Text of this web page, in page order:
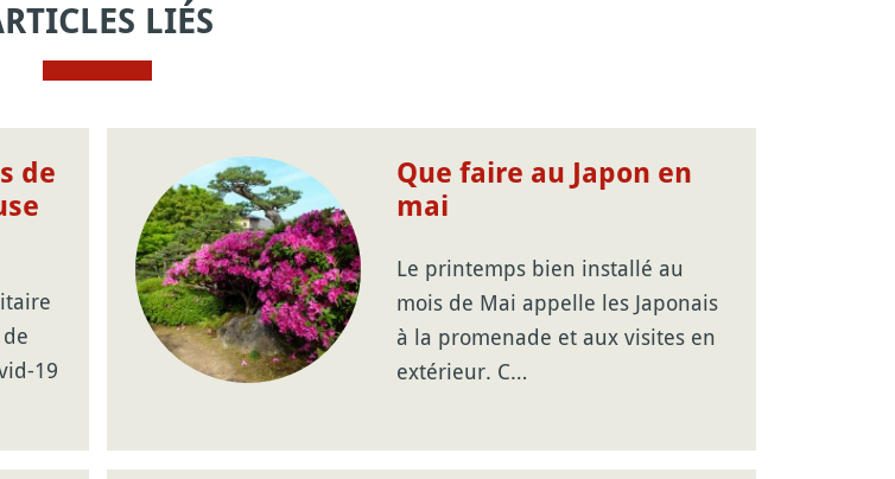
LIÉS
de
19
Que faire au Japon en
mai
Le printemps bien installé au
mois de Mai appelle les Japonais
à la promenade et aux visites en
extérieur. C…